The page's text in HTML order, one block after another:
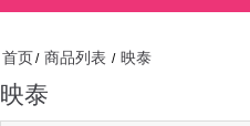
首页 / 商品列表 / 映泰
映泰